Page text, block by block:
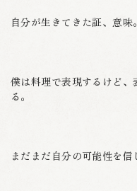
自分が生きてきた証、意
僕は料理で表現するけど
る。
まだまだ自分の可能性を信